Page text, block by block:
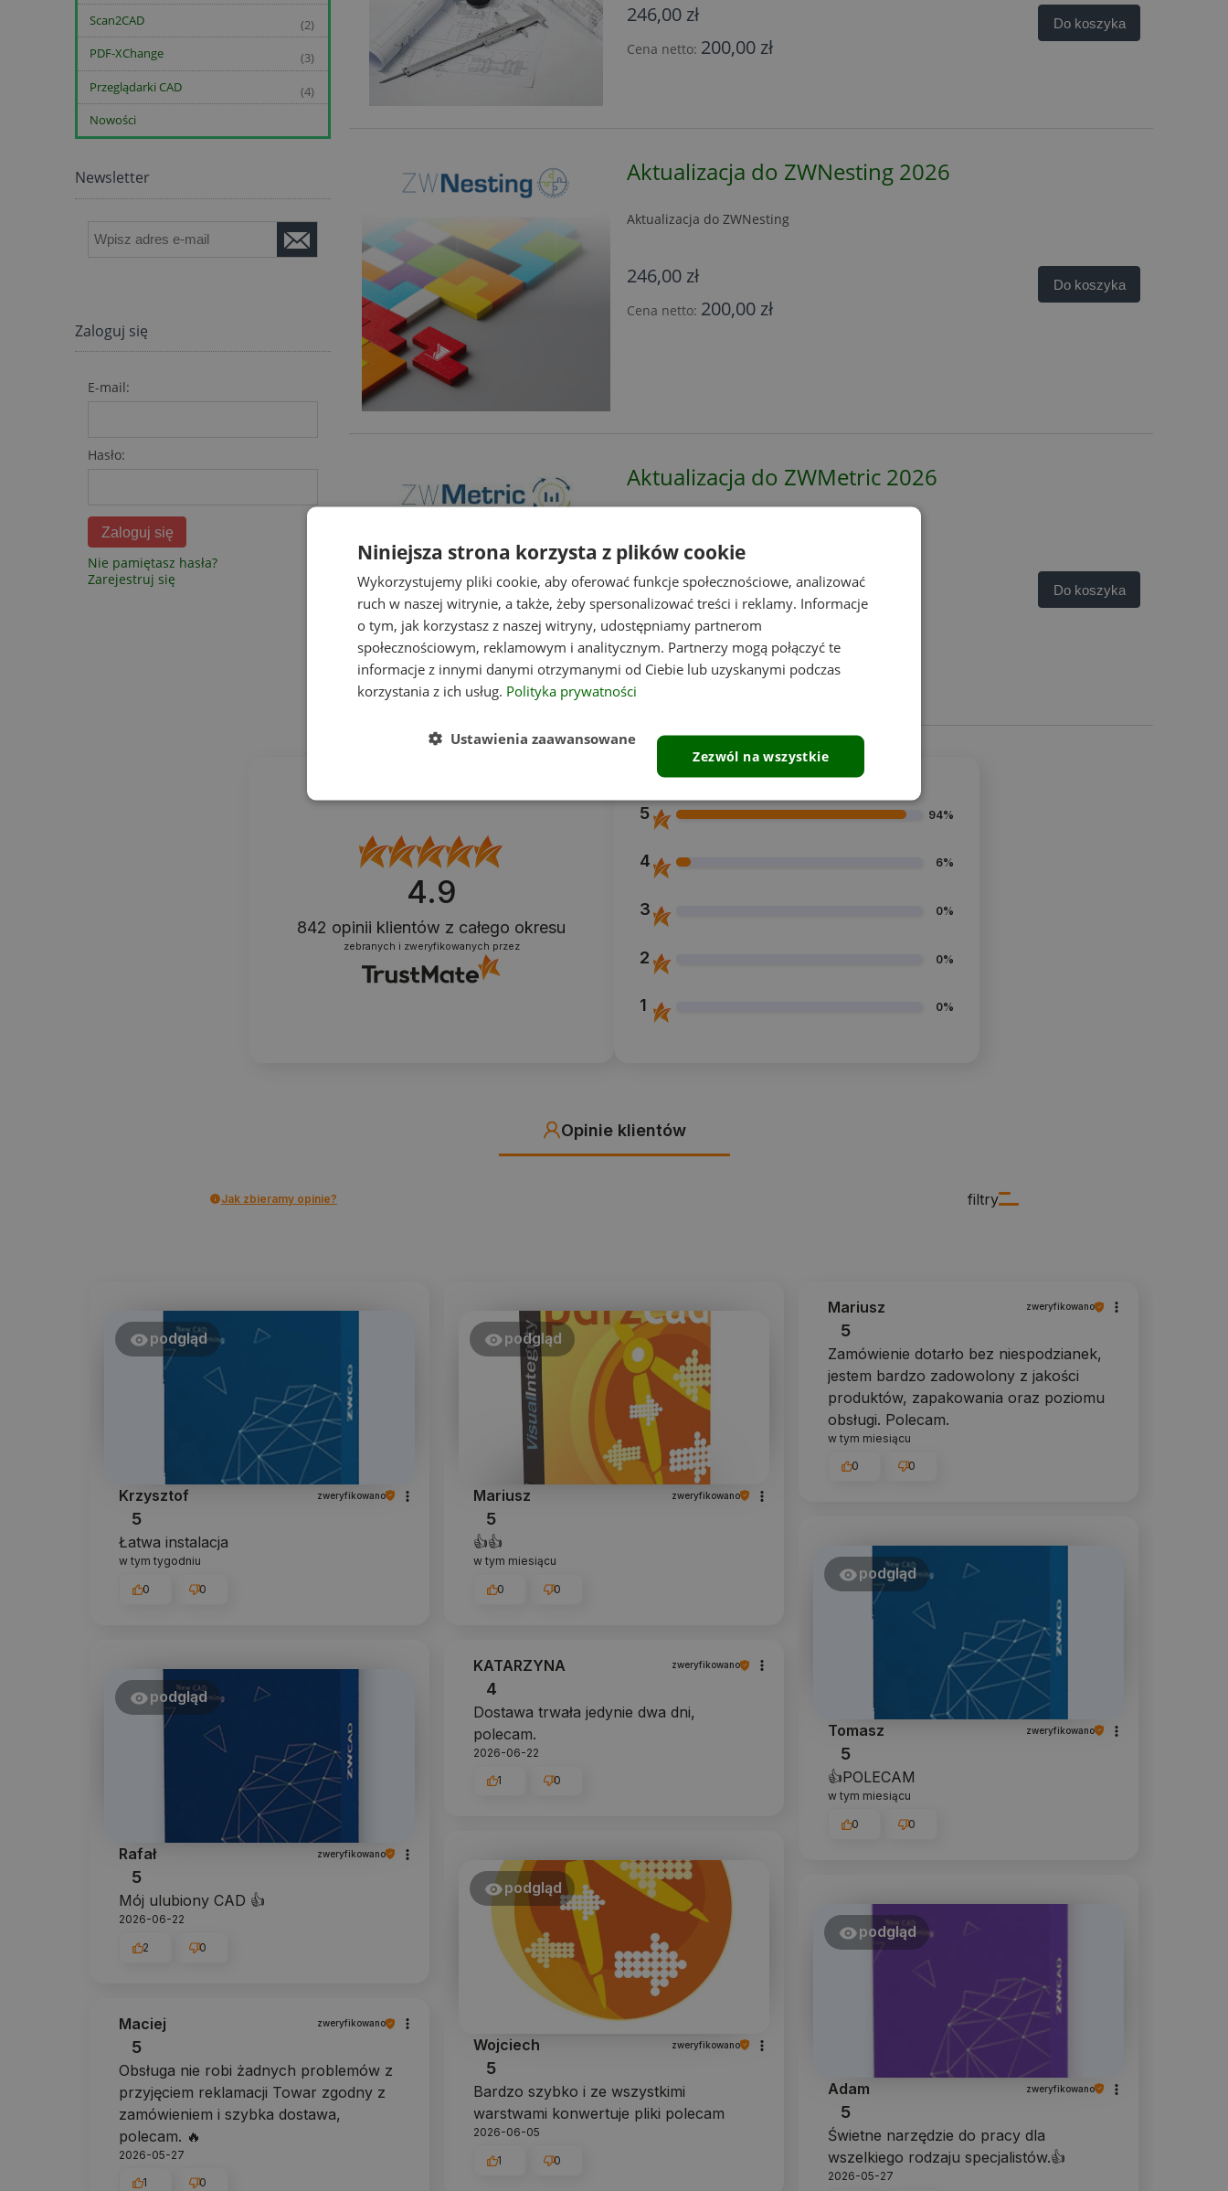
Scan2CAD (2)
PDF-XChange (3)
Przeglądarki CAD (4)
Nowości
Newsletter
Zaloguj się
E-mail:
Hasło:
Zaloguj się
Nie pamiętasz hasła?
Zarejestruj się
246,00 zł
Cena netto: 200,00 zł
Do koszyka
Aktualizacja do ZWNesting 2026
Aktualizacja do ZWNesting
246,00 zł
Cena netto: 200,00 zł
Do koszyka
Aktualizacja do ZWMetric 2026
221,40 zł
180,00 zł
Do koszyka
4.9
842 opinii klientów z całego okresu
zebranych i zweryfikowanych przez
5 94%
4 6%
3 0%
2 0%
1 0%
Opinie klientów
filtry
Jak zbieramy opinie?
podgląd
Krzysztof zweryfikowano
5
Łatwa instalacja
w tym tygodniu
0 0
podgląd
Mariusz zweryfikowano
5
👍️👍️
w tym miesiącu
0 0
Mariusz zweryfikowano
5
Zamówienie dotarło bez niespodzianek,
jestem bardzo zadowolony z jakości
produktów, zapakowania oraz poziomu
obsługi. Polecam.
w tym miesiącu
0 0
podgląd
Tomasz zweryfikowano
5
👍️POLECAM
w tym miesiącu
0 0
podgląd
Rafał zweryfikowano
5
Mój ulubiony CAD 👍️
2026-06-22
2 0
KATARZYNA zweryfikowano
4
Dostawa trwała jedynie dwa dni,
polecam.
2026-06-22
1 0
podgląd
Wojciech zweryfikowano
5
Bardzo szybko i ze wszystkimi
warstwami konwertuje pliki polecam
2026-06-05
1 0
podgląd
Adam zweryfikowano
5
Świetne narzędzie do pracy dla
wszelkiego rodzaju specjalistów.👍️
2026-05-27
Maciej zweryfikowano
5
Obsługa nie robi żadnych problemów z
przyjęciem reklamacji Towar zgodny z
zamówieniem i szybka dostawa,
polecam. 🔥
2026-05-27
1 0
Niniejsza strona korzysta z plików cookie
Wykorzystujemy pliki cookie, aby oferować funkcje społecznościowe, analizować
ruch w naszej witrynie, a także, żeby spersonalizować treści i reklamy. Informacje
o tym, jak korzystasz z naszej witryny, udostępniamy partnerom
społecznościowym, reklamowym i analitycznym. Partnerzy mogą połączyć te
informacje z innymi danymi otrzymanymi od Ciebie lub uzyskanymi podczas
korzystania z ich usług. Polityka prywatności
Zezwól na wszystkie
Ustawienia zaawansowane